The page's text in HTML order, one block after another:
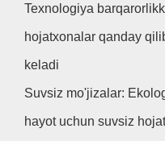
Texnologiya
hojatxonalar qanday
keladi
Suvsiz mo'jizalar:
hayot uchun suvsiz